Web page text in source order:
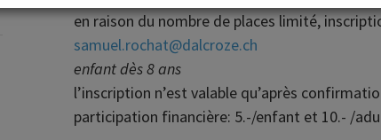
en raison du nombre de places limité,
samuel.rochat@dalcroze.ch
enfant dès 8 ans
l’inscription n’est valable qu’après
participation financière: 5.-/enfant et 10.- /